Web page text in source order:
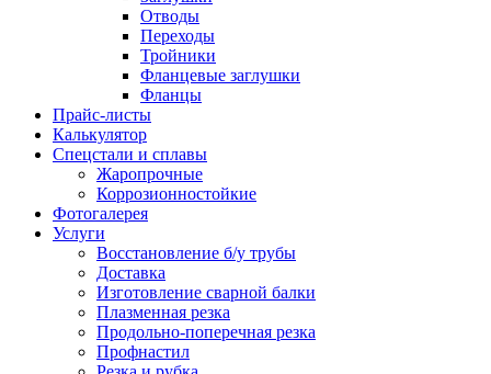
Отводы
Переходы
Тройники
Фланцевые заглушки
Фланцы
Прайс-листы
Калькулятор
Спецстали и сплавы
Жаропрочные
Коррозионностойкие
Фотогалерея
Услуги
Восстановление б/у трубы
Доставка
Изготовление сварной балки
Плазменная резка
Продольно-поперечная резка
Профнастил